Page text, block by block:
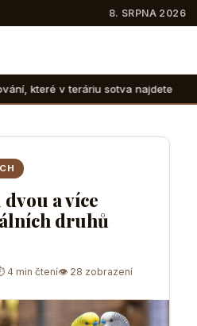
8. SRPNA 2026
najdete Suchozemské
a více
druhů
4 min čtení👁 28 zobrazení